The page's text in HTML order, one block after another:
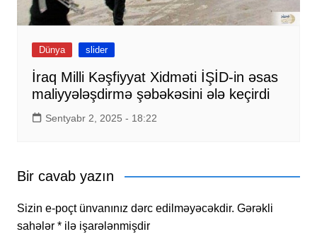
Dünya slider
İraq Milli Kəşfiyyat Xidməti İŞİD-in əsas
maliyyələşdirmə şəbəkəsini ələ keçirdi
Sentyabr 2, 2025 - 18:22
Bir cavab yazın
Sizin e-poçt ünvanınız dərc edilməyəcəkdir. Gərəkli
sahələr *ilə işarələnmişdir